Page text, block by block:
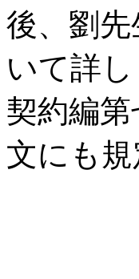
後、劉
いて詳
契約編
文にも